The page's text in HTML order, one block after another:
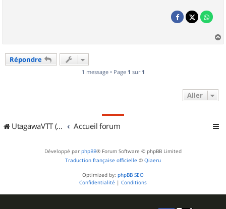
a
Répondre
1 message • Page 1 sur 1
Aller
UtagawaVTT (Randos VTT et VTTAE avec traces GPS) Accueil forum
Développé par phpBB® Forum Software © phpBB Limited
Traduction française officielle © Qiaeru
Optimized by: phpBB SEO
Confidentialité | Conditions